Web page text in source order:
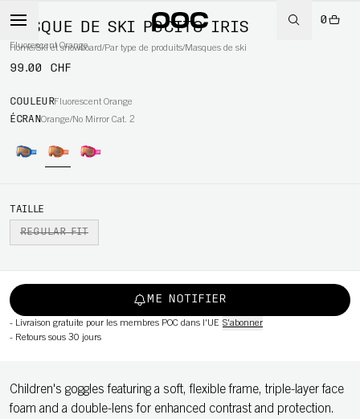
0
Home/Ski et snowboard/Par type de produits/Masques de ski
MASQUE DE SKI POCITO IRIS
Fluorescent Orange
99.00 CHF
COULEURFluorescent Orange
ÉCRANOrange/No Mirror Cat. 2
TAILLE
REGULAR FIT
ME NOTIFIER
- Livraison gratuite pour les membres POC dans l'UE S'abonner
- Retours sous 30 jours
Children's goggles featuring a soft, flexible frame, triple-layer face
foam and a double-lens for enhanced contrast and protection.